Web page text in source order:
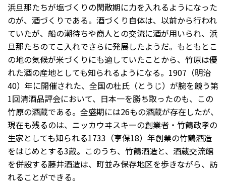
浜旦那たちが塩づくりの閑散期に力を入れるようになった
のが、酒づくりである。酒づくり自体は、以前から行われ
ていたが、船の潮待ちや商人との交流に酒が用いられ、浜
旦那たちのてこ入れでさらに発展したようだ。もともとこ
の地の気候が米づくりにも適していたことから、竹原は優
れた酒の産地としても知られるようになる。1907（明治
40）年に開催された、全国の杜氏（とうじ）が腕を競う第
1回清酒品評会において、日本一を勝ち取ったのも、この
竹原の酒蔵である。全盛期には26もの酒蔵が存在したが、
現在も残るのは、ニッカウヰスキーの創業者・竹鶴政孝の
生家としても知られる1733（享保18）年創業の竹鶴酒造
をはじめとする3蔵。このうち、竹鶴酒造と、酒蔵交流館
を併設する藤井酒造は、町並み保存地区を歩きながら、訪
れることができる。